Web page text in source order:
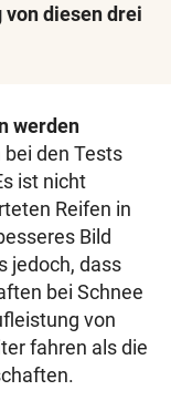
diesen drei
werden
den Tests
ist nicht
Reifen in
Bild
jedoch, dass
bei Schnee
von
fahren als die